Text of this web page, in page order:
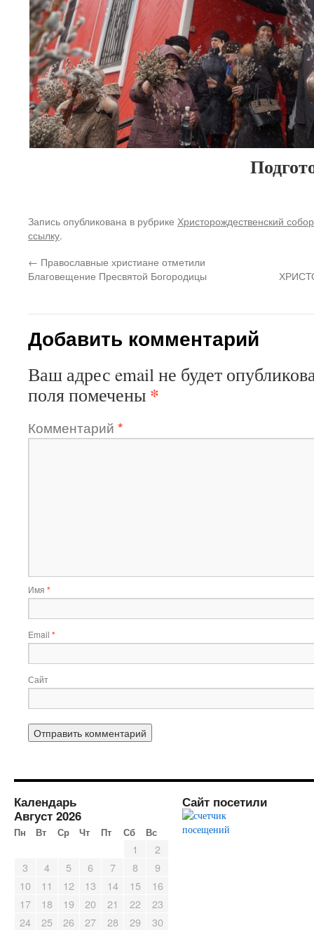
Запись опубликована в рубрике Христорождественский собор
ссылку.
← Православные христиане отметили
Благовещение Пресвятой Богородицы
Добавить комментарий
Ваш адрес email не будет
поля помечены *
Комментарий *
Имя *
Email *
Сайт
Календарь
Август 2026
Пн Вт Ср Чт Пт Сб Вс
1
2
3
4 5 6 7 8
9
10
11 12 13 14 15
16
17
18 19 20 21 22
23
24
25 26 27 28 29
30
Сайт посетили